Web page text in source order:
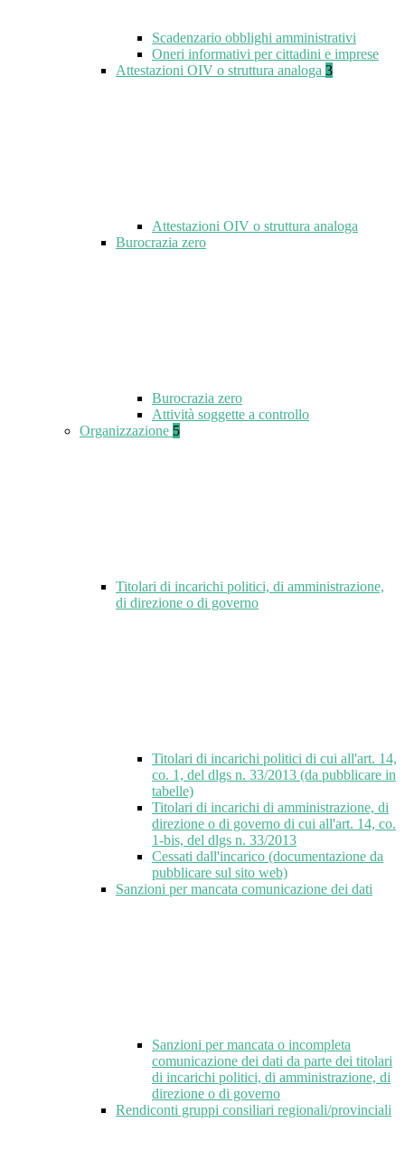
Scadenzario obblighi amministrativi
Oneri informativi per cittadini e imprese
Attestazioni OIV o struttura analoga 3
Attestazioni OIV o struttura analoga
Burocrazia zero
Burocrazia zero
Attività soggette a controllo
Organizzazione 5
Titolari di incarichi politici, di amministrazione,
di direzione o di governo
Titolari di incarichi politici di cui all'art. 14,
co. 1, del dlgs n. 33/2013 (da pubblicare in
tabelle)
Titolari di incarichi di amministrazione, di
direzione o di governo di cui all'art. 14, co.
1-bis, del dlgs n. 33/2013
Cessati dall'incarico (documentazione da
pubblicare sul sito web)
Sanzioni per mancata comunicazione dei dati
Sanzioni per mancata o incompleta
comunicazione dei dati da parte dei titolari
di incarichi politici, di amministrazione, di
direzione o di governo
Rendiconti gruppi consiliari regionali/provinciali